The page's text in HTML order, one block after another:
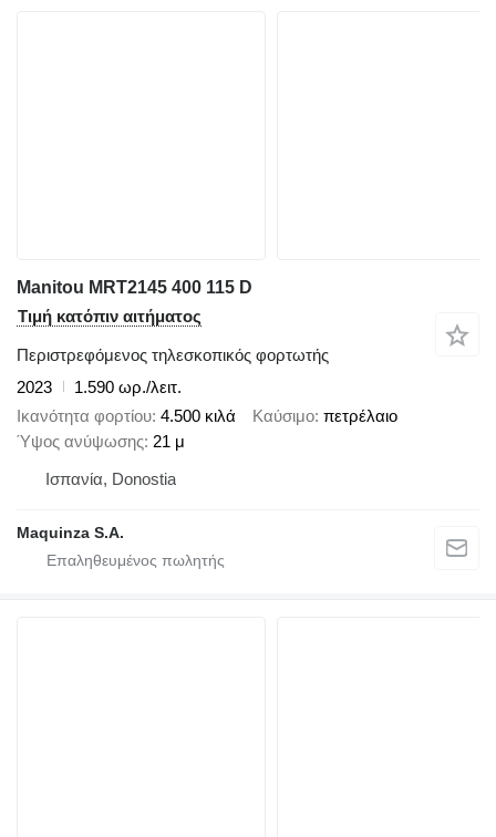
Manitou MRT2145 400 115 D
Τιμή κατόπιν αιτήματος
Περιστρεφόμενος τηλεσκοπικός φορτωτής
2023
1.590 ωρ./λειτ.
Ικανότητα φορτίου 4.500 κιλά Καύσιμο πετρέλαιο
Ύψος ανύψωσης 21 μ
Ισπανία, Donostia
Maquinza S.A.